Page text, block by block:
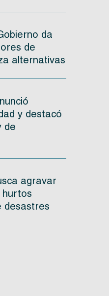
da
de
alternativas
y destacó
de
agravar
hurtos
desastres